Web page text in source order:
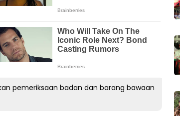
pemeriksaan badan dan barang bawaan